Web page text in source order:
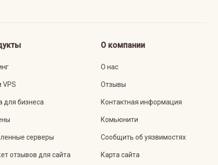
VPS
для бизнеса
серверы
отзывов для сайта
О компании
О нас
Отзывы
Контактная информация
Комьюнити
Сообщить об уязвимостях
Карта сайта